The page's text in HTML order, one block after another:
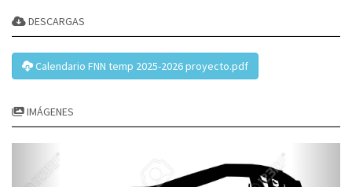
DESCARGAS
Calendario FNN temp 2025-2026 proyecto.pdf
IMÁGENES